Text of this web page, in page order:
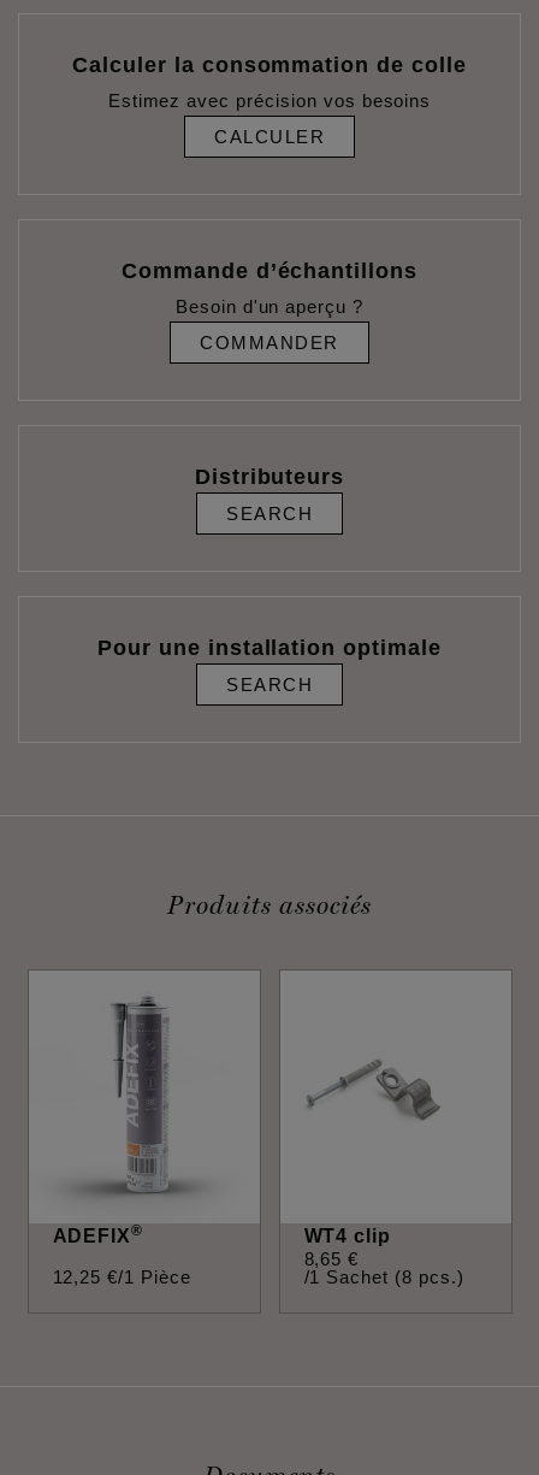
Calculer la consommation de colle
Estimez avec précision vos besoins
CALCULER
Commande d’échantillons
Besoin d'un aperçu ?
COMMANDER
Distributeurs
SEARCH
Pour une installation optimale
SEARCH
Produits associés
ADEFIX®
12,25 €/1 Pièce
WT4 clip
8,65 €
/1 Sachet (8 pcs.)